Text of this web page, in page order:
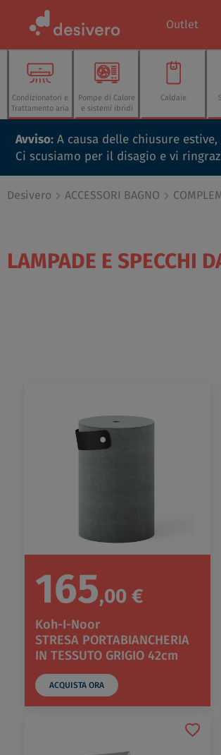
Outlet
Condizionatori e
Trattamento aria
Pompe di Calore
e sistemi ibridi
Caldaie
Avviso: A causa delle chiusure estive,
Ci scusiamo per il disagio e vi
Desivero ACCESSORI BAGNO
LAMPADE E SPECCHI
165,00 €
Koh-I-Noor
STRESA PORTABIANCHERIA
IN TESSUTO GRIGIO 42cm
ACQUISTA ORA